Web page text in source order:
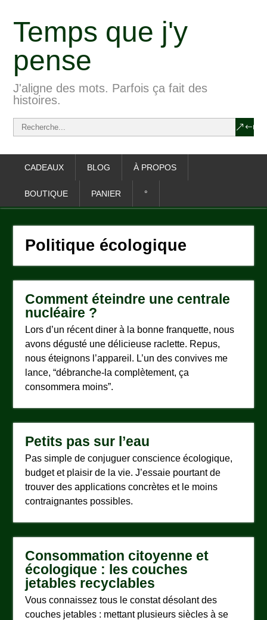
Temps que j'y
pense
J'aligne des mots. Parfois ça fait des
histoires.
CADEAUX BLOG À PROPOS
BOUTIQUE PANIER °
Politique écologique
Comment éteindre une centrale
nucléaire ?
Lors d’un récent diner à la bonne franquette, nous
avons dégusté une délicieuse raclette. Repus,
nous éteignons l’appareil. L’un des convives me
lance, “débranche-la complètement, ça
consommera moins”.
Petits pas sur l’eau
Pas simple de conjuguer conscience écologique,
budget et plaisir de la vie. J’essaie pourtant de
trouver des applications concrètes et le moins
contraignantes possibles.
Consommation citoyenne et
écologique : les couches
jetables recyclables
Vous connaissez tous le constat désolant des
couches jetables : mettant plusieurs siècles à se